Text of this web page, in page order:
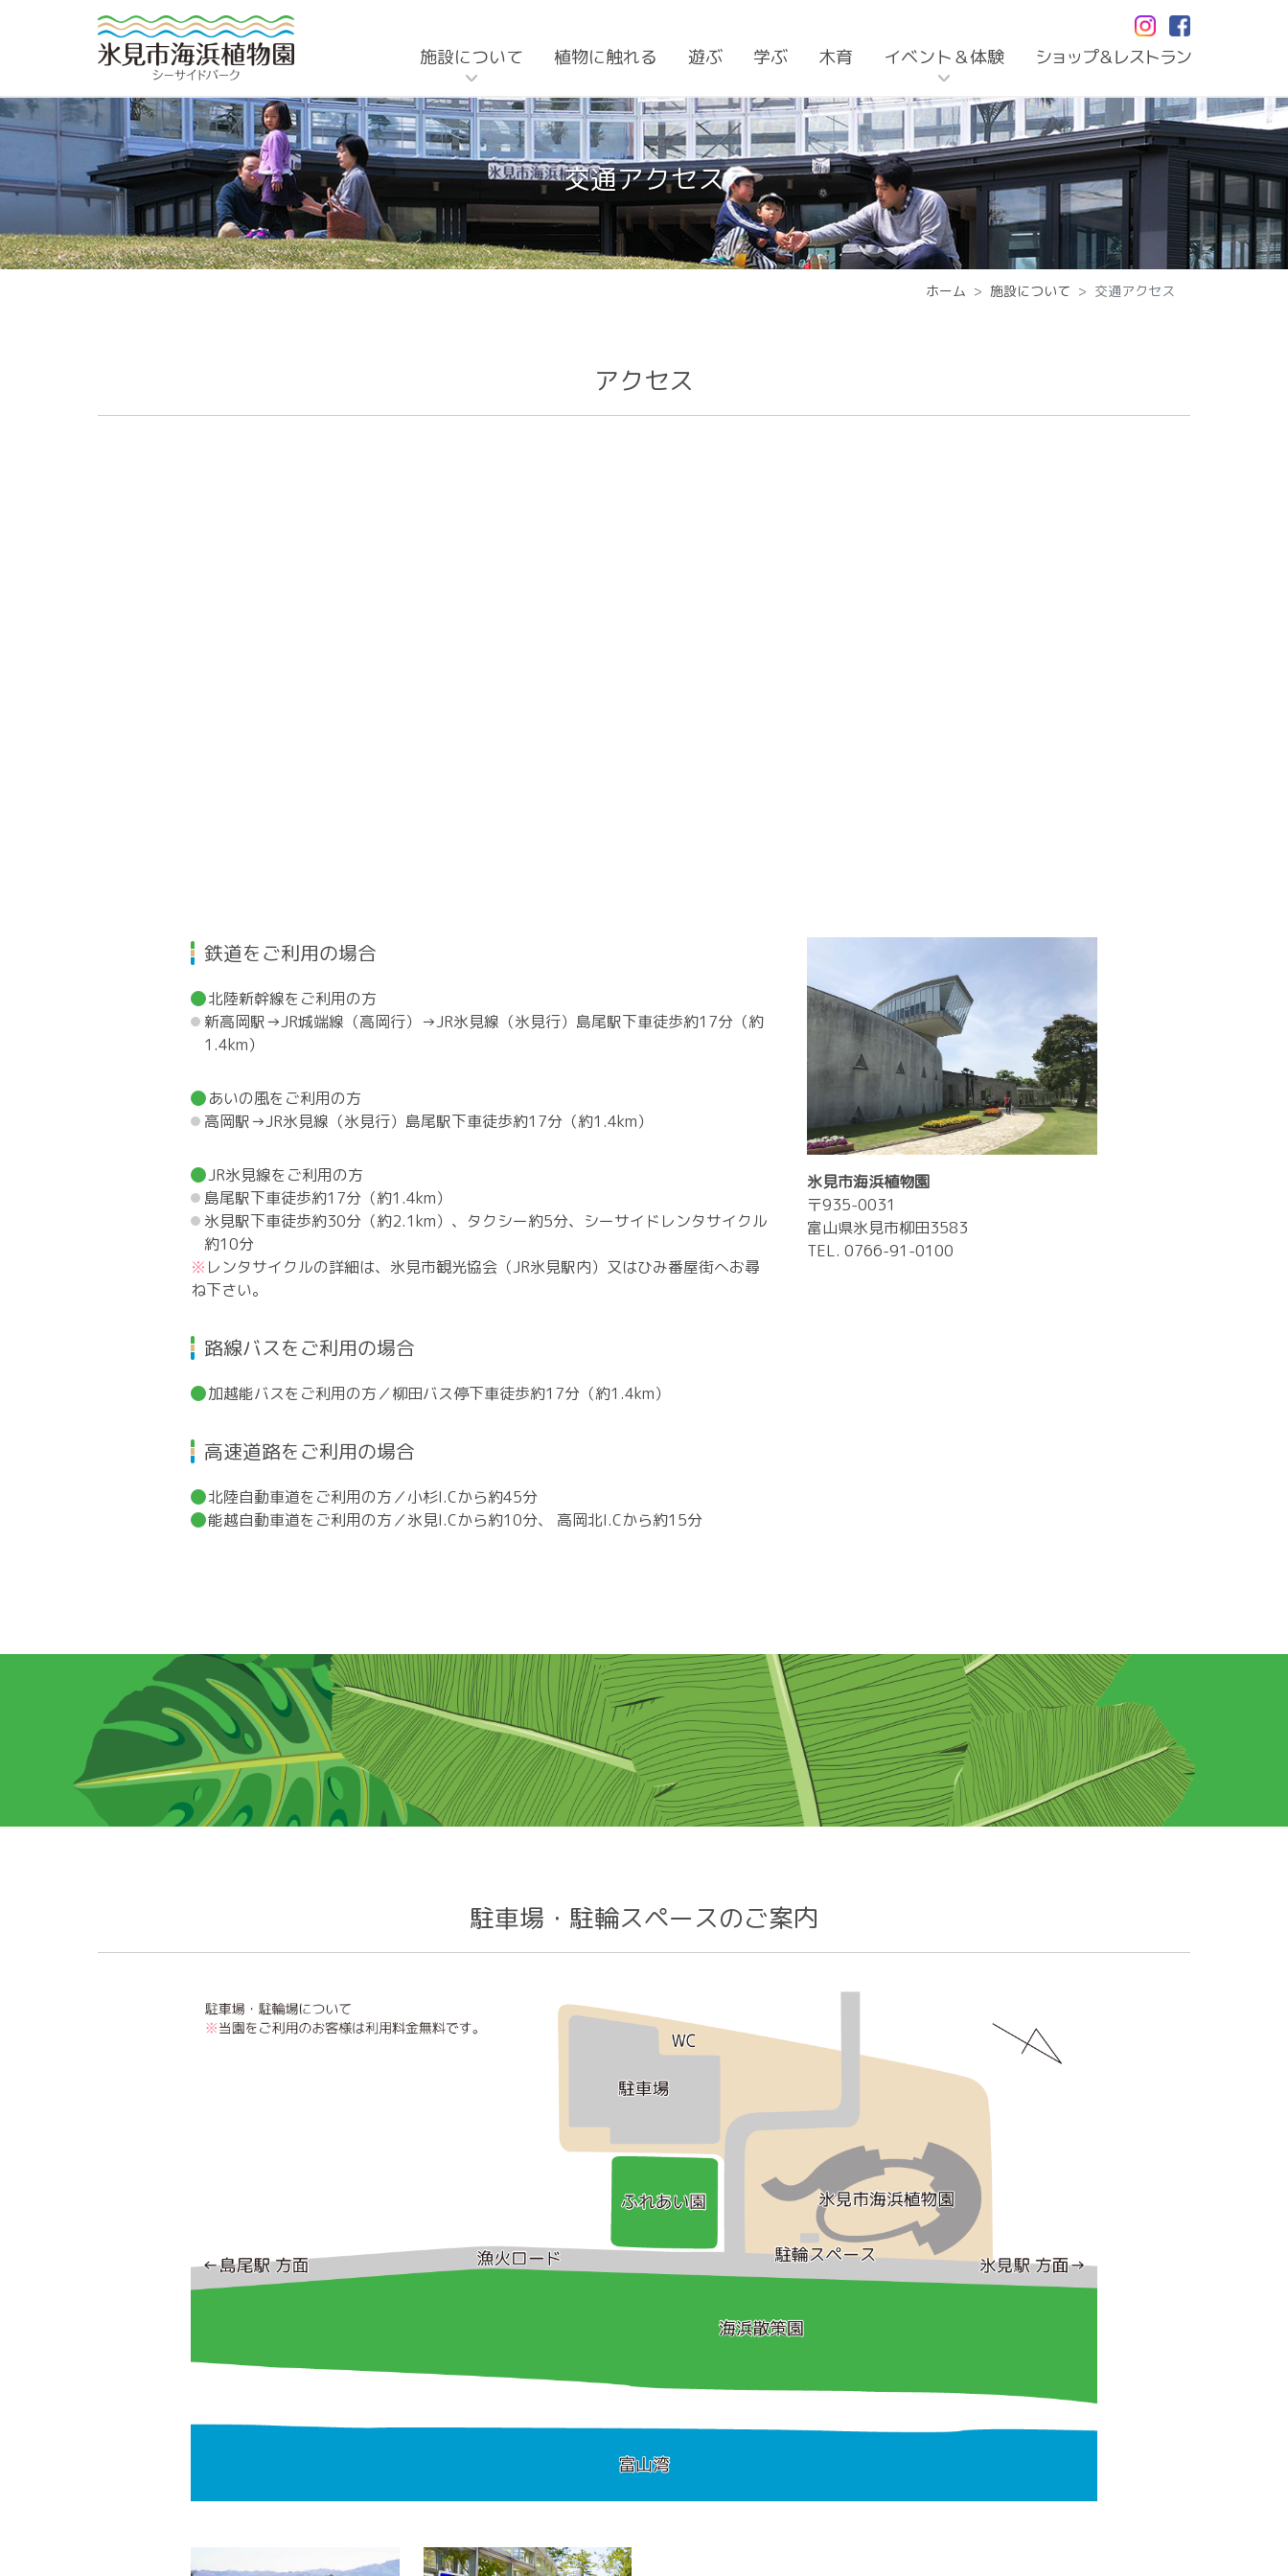
施設について 植物に触れる 遊ぶ 学ぶ 木育 イベント＆体験 ショップ＆レストラン
交通アクセス
ホーム 施設について 交通アクセス
アクセス
氷見市海浜植物園
〒935-0031
富山県氷見市柳田3583
TEL. 0766-91-0100
鉄道をご利用の場合
北陸新幹線をご利用の方
新高岡駅→JR城端線（高岡行）→JR氷見線（氷見行）島尾駅下車徒歩約17分（約
1.4km）
あいの風をご利用の方
高岡駅→JR氷見線（氷見行）島尾駅下車徒歩約17分（約1.4km）
JR氷見線をご利用の方
島尾駅下車徒歩約17分（約1.4km）
氷見駅下車徒歩約30分（約2.1km）、タクシー約5分、シーサイドレンタサイクル
約10分
レンタサイクルの詳細は、氷見市観光協会（JR氷見駅内）又はひみ番屋街へお尋
ね下さい。
路線バスをご利用の場合
加越能バスをご利用の方／柳田バス停下車徒歩約17分（約1.4km）
高速道路をご利用の場合
北陸自動車道をご利用の方／小杉I.Cから約45分
能越自動車道をご利用の方／氷見I.Cから約10分、 高岡北I.Cから約15分
駐車場・駐輪スペースのご案内